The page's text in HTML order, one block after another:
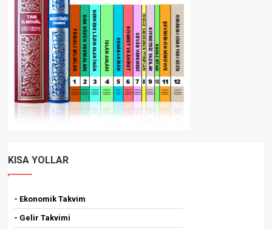
KISA YOLLAR
- Ekonomik Takvim
- Gelir Takvimi